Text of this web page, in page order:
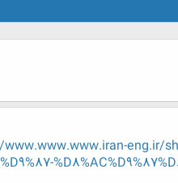
eng.ir/